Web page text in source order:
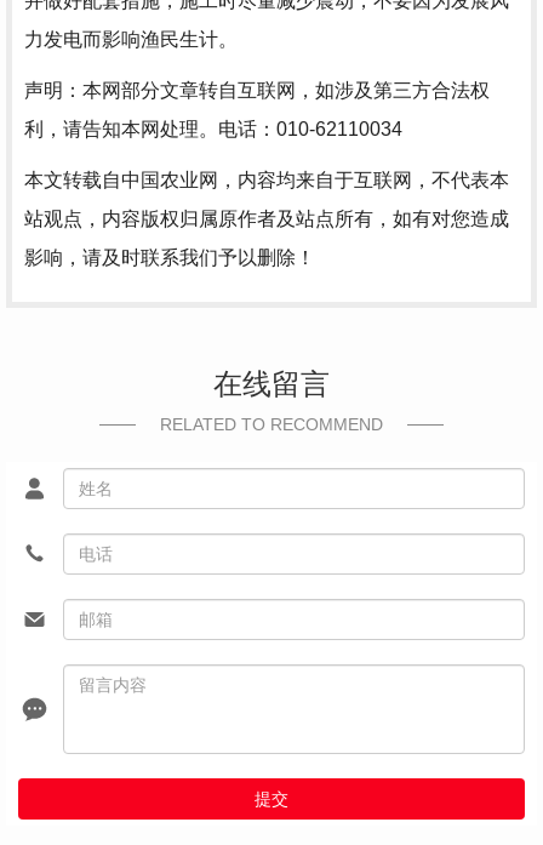
力发电而影响渔民生计。
声明：本网部分文章转自互联网，如涉及第三方合法权
利，请告知本网处理。电话：010-62110034
本文转载自中国农业网，内容均来自于互联网，不代表本
站观点，内容版权归属原作者及站点所有，如有对您造成
影响，请及时联系我们予以删除！
在线留言
RELATED TO RECOMMEND
提交